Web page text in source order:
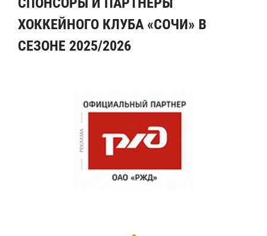
ХОККЕЙНОГО КЛУБА «СОЧИ» В
СЕЗОНЕ 2025/2026